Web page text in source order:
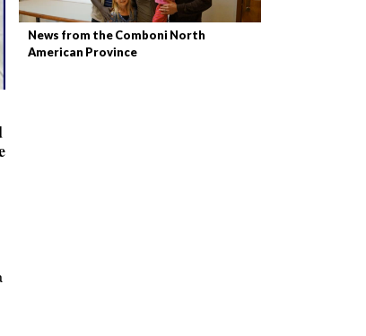
News from the Comboni North
American Province